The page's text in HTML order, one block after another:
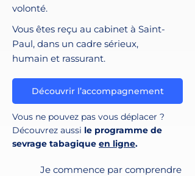
volonté.
Vous êtes reçu au cabinet à Saint-
Paul, dans un cadre sérieux,
humain et rassurant.
Découvrir l’accompagnement
Vous ne pouvez pas vous déplacer ?
Découvrez aussi le programme de
sevrage tabagique en ligne.
Je commence par comprendre